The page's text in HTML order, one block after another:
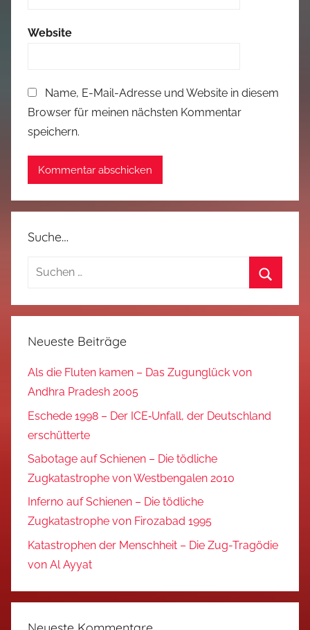
Website
Name, E-Mail-Adresse und Website in diesem
Browser für meinen nächsten Kommentar
speichern.
Suche…
Suchen
Neueste Beiträge
Als die Fluten kamen – Das Zugunglück von
Andhra Pradesh 2005
Eschede 1998 – Der ICE‑Unfall, der Deutschland
erschütterte
Sabotage auf Schienen – Die tödliche
Zugkatastrophe von Westbengalen 2010
Inferno auf Schienen – Die tödliche
Zugkatastrophe von Firozabad 1995
Katastrophen der Menschheit – Die Zug-Tragödie
von Al Ayyat